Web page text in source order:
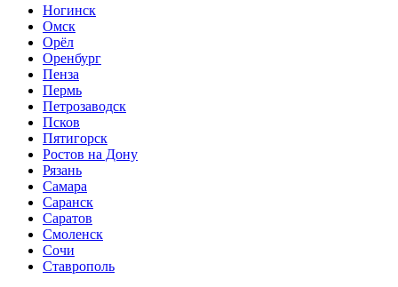
Ногинск
Омск
Орёл
Оренбург
Пенза
Пермь
Петрозаводск
Псков
Пятигорск
Ростов на Дону
Рязань
Самара
Саранск
Саратов
Смоленск
Сочи
Ставрополь